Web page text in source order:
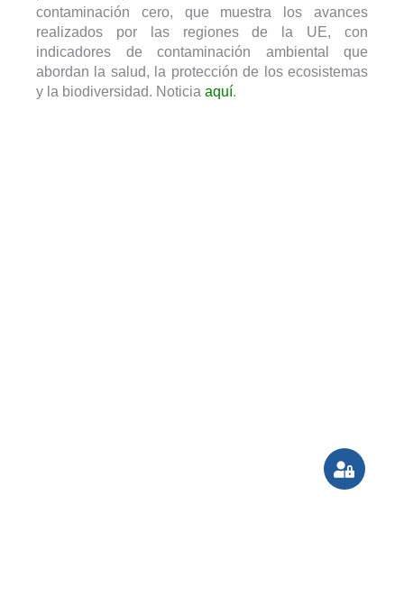
contaminación cero, que muestra los avances
realizados por las regiones de la UE, con
indicadores de contaminación ambiental que
abordan la salud, la protección de los ecosistemas
y la biodiversidad. Noticia aquí.